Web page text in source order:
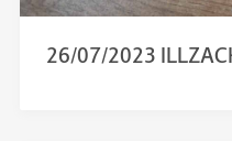
26/07/2023